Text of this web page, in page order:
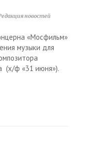
новостей
«Мосфильм»
музыки для
(х/ф «31 июня»).